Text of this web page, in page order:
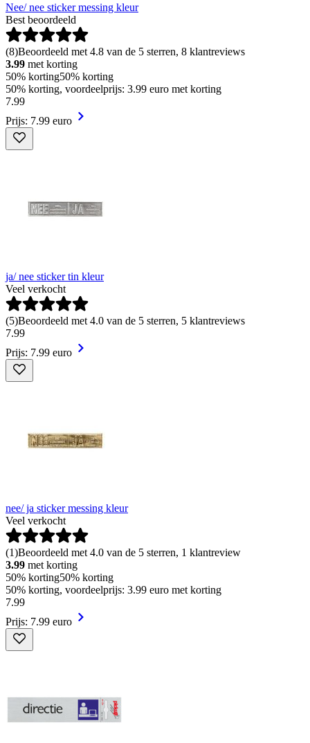
Nee/ nee sticker messing kleur
Best beoordeeld
(8)Beoordeeld met 4.8 van de 5 sterren, 8 klantreviews
3.99 met korting
50% korting50% korting
50% korting, voordeelprijs: 3.99 euro met korting
7.99
Prijs: 7.99 euro
ja/ nee sticker tin kleur
Veel verkocht
(5)Beoordeeld met 4.0 van de 5 sterren, 5 klantreviews
7.99
Prijs: 7.99 euro
nee/ ja sticker messing kleur
Veel verkocht
(1)Beoordeeld met 4.0 van de 5 sterren, 1 klantreview
3.99 met korting
50% korting50% korting
50% korting, voordeelprijs: 3.99 euro met korting
7.99
Prijs: 7.99 euro